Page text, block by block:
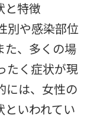
別や感染部位
た、多くの場
たく症状が現
には、女性の
といわれてい